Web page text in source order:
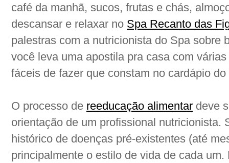
café da manhã, sucos, frutas e chás,
descansar e relaxar no Spa Recanto das
palestras com a nutricionista do Spa sobre
você leva uma apostila pra casa com
fáceis de fazer que constam no cardápio
O processo de reeducação alimentar deve
orientação de um profissional nutricionista.
histórico de doenças pré-existentes (até
principalmente o estilo de vida de cada